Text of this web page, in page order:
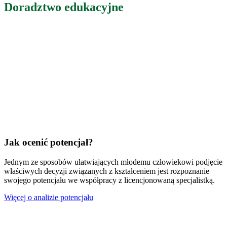
Doradztwo edukacyjne
Jak ocenić potencjał?
Jednym ze sposobów ułatwiających młodemu człowiekowi podjęcie
właściwych decyzji związanych z kształceniem jest rozpoznanie
swojego potencjału we współpracy z licencjonowaną specjalistką.
Więcej o analizie potencjału